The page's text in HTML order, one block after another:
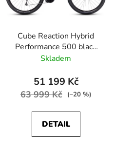
Cube Reaction Hybrid
Performance 500 black
´n´grey
Skladem
51 199 Kč
63 999 Kč (–20 %)
DETAIL